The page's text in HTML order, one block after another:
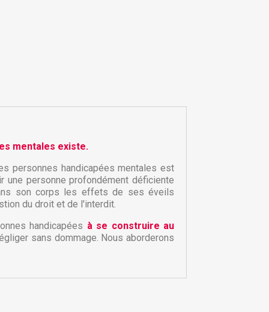
×
×
×
mentales existe.
personnes handicapées mentales est
une personne profondément déficiente
son corps les effets de ses éveils
du droit et de l'interdit.
handicapées à se construire au
sans dommage. Nous aborderons